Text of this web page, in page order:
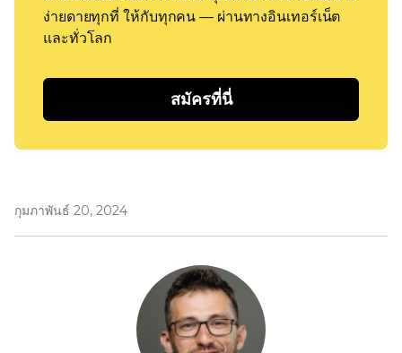
ง่ายดายทุกที่ ให้กับทุกคน — ผ่านทางอินเทอร์เน็ต
และทั่วโลก
สมัครที่นี่
กุมภาพันธ์ 20, 2024